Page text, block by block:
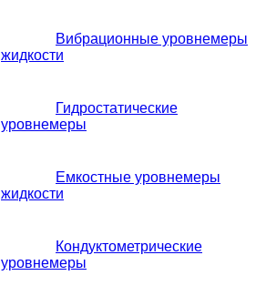
Вибрационные уровнемеры
жидкости
Гидростатические
уровнемеры
Емкостные уровнемеры
жидкости
Кондуктометрические
уровнемеры